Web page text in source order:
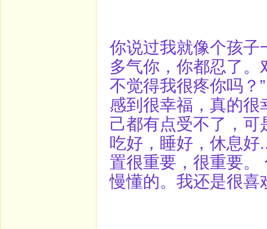
你说过我就像个孩子
多气你，你都忍了。
不觉得我很疼你吗？
感到很幸福，真的
己都有点受不了，
吃好，睡好，休息
置很重要，很重要
慢懂的。我还是很